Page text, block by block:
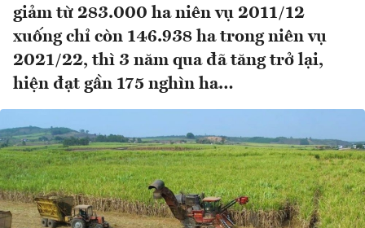
giảm từ 283.000 ha niên vụ 2011/12
xuống chỉ còn 146.938 ha trong niên vụ
2021/22, thì 3 năm qua đã tăng trở lại,
hiện đạt gần 175 nghìn ha…